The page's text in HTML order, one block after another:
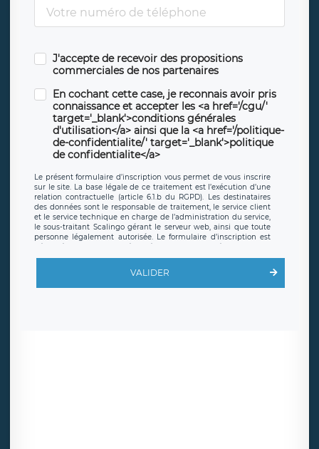
J'accepte de recevoir des propositions
commerciales de nos partenaires
En cochant cette case, je reconnais avoir pris
connaissance et accepter les <a href='/cgu/'
target='_blank'>conditions générales
d'utilisation</a> ainsi que la <a href='/politique-
de-confidentialite/' target='_blank'>politique
de confidentialite</a>
Le présent formulaire d’inscription vous permet de vous inscrire
sur le site. La base légale de ce traitement est l’exécution d’une
relation contractuelle (article 6.1.b du RGPD). Les destinataires
des données sont le responsable de traitement, le service client
et le service technique en charge de l’administration du service,
le sous-traitant Scalingo gérant le serveur web, ainsi que toute
personne légalement autorisée. Le formulaire d’inscription est
offrant desclauses de protection conformes au RGPD. Les
en sollicite la suppression, étant entendu que vous pouvez
demander la suppression de vos données et retirer votre
VALIDER